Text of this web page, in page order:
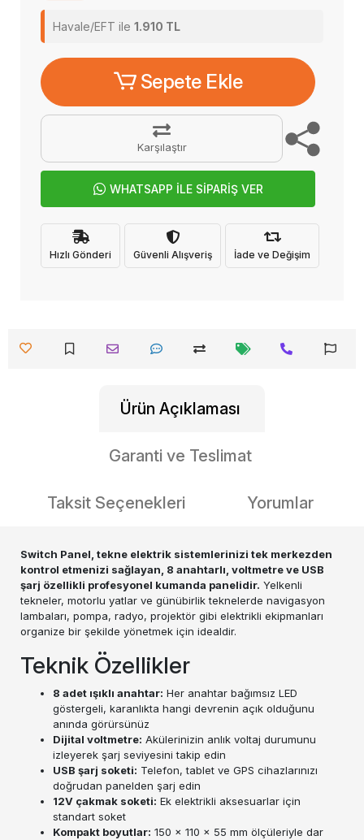
Havale/EFT ile 1.910 TL
Sepete Ekle
Karşılaştır
WHATSAPP İLE SİPARİŞ VER
Hızlı Gönderi Güvenli Alışveriş İade ve Değişim
Ürün Açıklaması
Garanti ve Teslimat
Taksit Seçenekleri Yorumlar
Switch Panel, tekne elektrik sistemlerinizi tek merkezden
kontrol etmenizi sağlayan, 8 anahtarlı, voltmetre ve USB
şarj özellikli profesyonel kumanda panelidir. Yelkenli
tekneler, motorlu yatlar ve günübirlik teknelerde navigasyon
lambaları, pompa, radyo, projektör gibi elektrikli ekipmanları
organize bir şekilde yönetmek için idealdir.
Teknik Özellikler
8 adet ışıklı anahtar: Her anahtar bağımsız LED
göstergeli, karanlıkta hangi devrenin açık olduğunu
anında görürsünüz
Dijital voltmetre: Akülerinizin anlık voltaj durumunu
izleyerek şarj seviyesini takip edin
USB şarj soketi: Telefon, tablet ve GPS cihazlarınızı
doğrudan panelden şarj edin
12V çakmak soketi: Ek elektrikli aksesuarlar için
standart soket
Kompakt boyutlar: 150 x 110 x 55 mm ölçüleriyle dar